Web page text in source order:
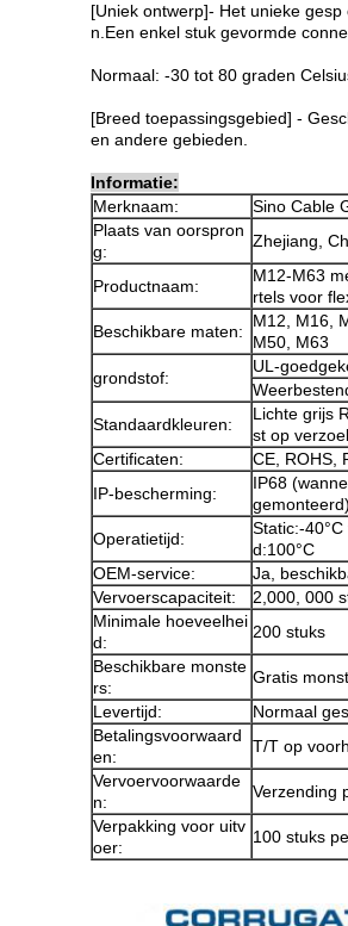
[Uniek ontwerp]- Het unieke
n.Een enkel stuk gevormde
Normaal: -30 tot 80 graden
[Breed toepassingsgebied] -
en andere gebieden.
Informatie:
Merknaam:
Sino Cable
Plaats van oorspron
g:
Zhejiang,
Productnaam:
M12-M63
rtels voor
Beschikbare maten:
M12, M16,
M50, M63
grondstof:
UL-
Standaardkleuren:
Lichte grijs
st op
Certificaten:
CE, ROHS,
IP-bescherming:
IP68
gemonteerd)
Operatietijd:
Static:-
d:100°C
OEM-service:
Ja,
Vervoerscapaciteit:
2,000, 000
Minimale hoeveelhei
d:
200 stuks
Beschikbare monste
rs:
Gratis
Levertijd:
Normaal
Betalingsvoorwaard
en:
T/T op
Vervoervoorwaarde
n:
Verzending
Verpakking voor uitv
oer:
100 stuks